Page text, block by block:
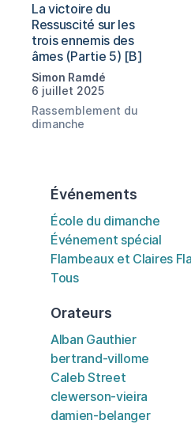
La victoire du
Ressuscité sur les
trois ennemis des
âmes (Partie 5) [B]
Simon Ramdé
6 juillet 2025
Rassemblement du
dimanche
Événements
École du dimanche
Événement spécial
Flambeaux et Claires
Tous
Orateurs
Alban Gauthier
bertrand-villome
Caleb Street
clewerson-vieira
damien-belanger